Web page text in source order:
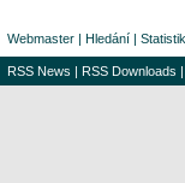
Webmaster | Hledání |
RSS News | RSS Downloads |